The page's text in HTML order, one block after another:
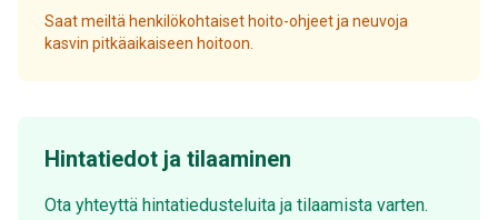
Saat meiltä henkilökohtaiset hoito-ohjeet ja neuvoja
kasvin pitkäaikaiseen hoitoon.
Hintatiedot ja tilaaminen
Ota yhteyttä hintatiedusteluita ja tilaamista varten.